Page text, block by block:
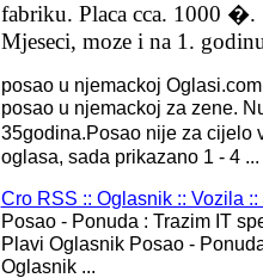
fabriku. Placa cca. 1000 �.
Mjeseci, moze i na 1.
posao u njemackoj
posao u njemackoj za zene.
35godina.Posao nije za cijelo
oglasa, sada prikazano 1 - 4 ...
Cro RSS :: Oglasnik :: Vozila
Posao - Ponuda : Trazim IT
Plavi Oglasnik Posao -
Oglasnik ...